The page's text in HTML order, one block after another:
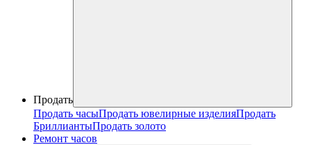
Продать
Продать часыПродать ювелирные изделияПродать
БриллиантыПродать золото
Ремонт часов